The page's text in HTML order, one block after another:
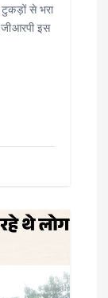
से भरा
इस